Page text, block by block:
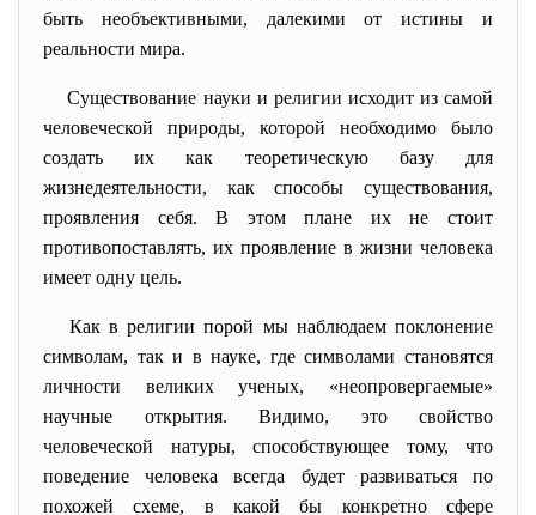
быть необъективными, далекими от истины и
реальности мира.
Существование науки и религии исходит из самой
человеческой природы, которой необходимо было
создать их как теоретическую базу для
жизнедеятельности, как способы существования,
проявления себя. В этом плане их не стоит
противопоставлять, их проявление в жизни человека
имеет одну цель.
Как в религии порой мы наблюдаем поклонение
символам, так и в науке, где символами становятся
личности великих ученых, «неопровергаемые»
научные открытия. Видимо, это свойство
человеческой натуры, способствующее тому, что
поведение человека всегда будет развиваться по
похожей схеме, в какой бы конкретно сфере